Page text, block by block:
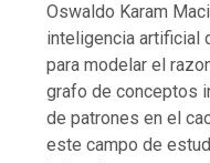
Oswaldo Karam
inteligencia artificial
para modelar el
grafo de conceptos
de patrones en el
este campo de